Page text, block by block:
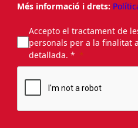
Més informació i drets:
Accepto el tractament de
personals per a la finalitat
detallada. *